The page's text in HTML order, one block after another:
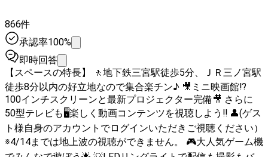
866件
承認率100%
即時回答
【スペースの特長】 🚶地下鉄三宮駅徒歩5分、ＪＲ三ノ宮駅
徒歩8分以内の好立地なので集合楽チン♪ 🎥ミニ映画館⁉️
100インチスクリーンと最新プロジェクター完備🎥 さらに
50型テレビも🖥️楽しく動画コンテンツを視聴しよう‼️ 👤(ゲス
ト様自身のアカウントでログインいただきご視聴ください）
※4/14までは地上波の視聴ができません。 🎮大人気ゲーム機